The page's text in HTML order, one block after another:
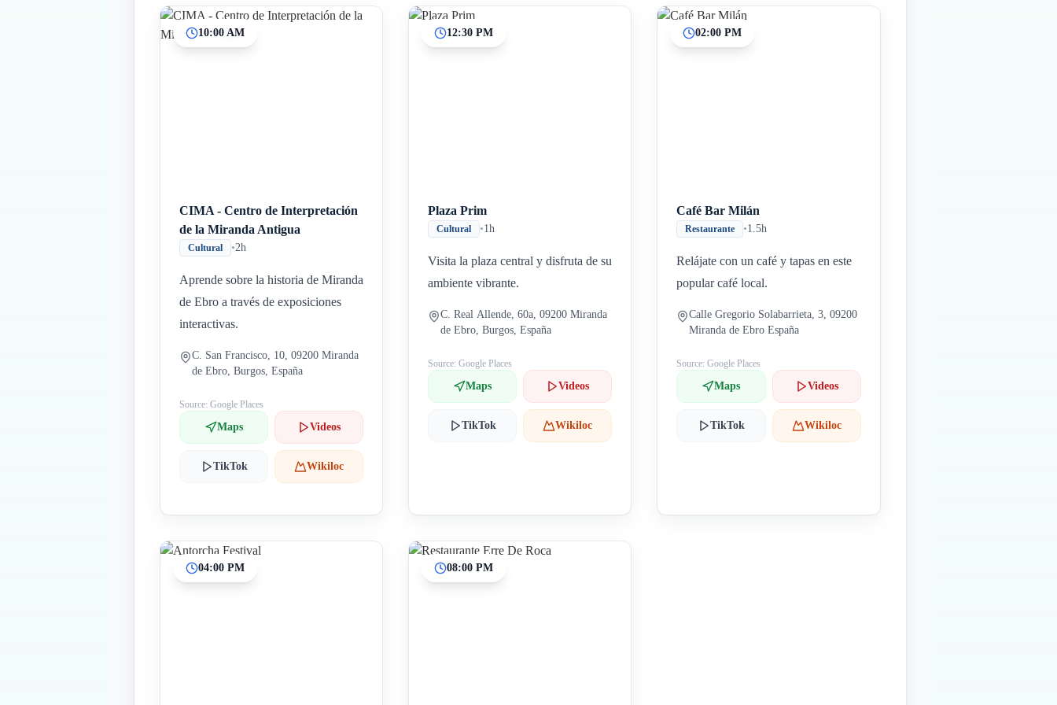
10:00 AM
CIMA - Centro de Interpretación
de la Miranda Antigua
Cultural •2h
Aprende sobre la historia de Miranda
de Ebro a través de exposiciones
interactivas.
C. San Francisco, 10, 09200 Miranda
de Ebro, Burgos, España
Source: Google Places
Maps Videos
TikTok Wikiloc
12:30 PM
Plaza Prim
Cultural •1h
Visita la plaza central y disfruta de su
ambiente vibrante.
C. Real Allende, 60a, 09200 Miranda
de Ebro, Burgos, España
Source: Google Places
Maps Videos
TikTok Wikiloc
02:00 PM
Café Bar Milán
Restaurante •1.5h
Relájate con un café y tapas en este
popular café local.
Calle Gregorio Solabarrieta, 3, 09200
Miranda de Ebro España
Source: Google Places
Maps Videos
TikTok Wikiloc
04:00 PM 08:00 PM